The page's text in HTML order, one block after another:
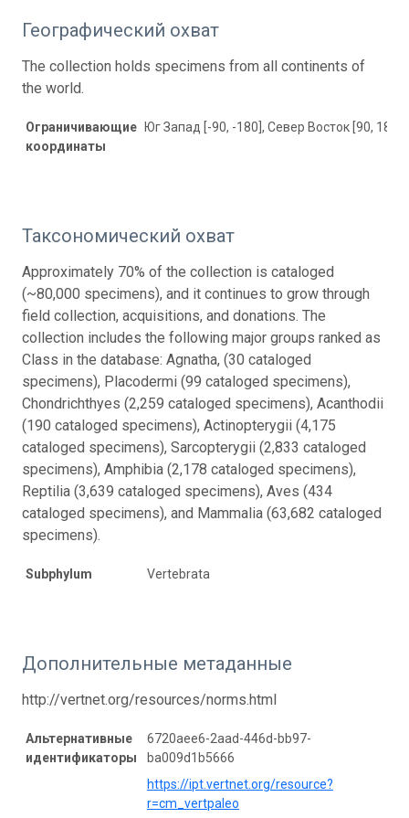
Географический охват
The collection holds specimens from all continents of
the world.
Ограничивающие
координаты
Юг Запад [-90, -180], Север Восток [90, 180]
Таксономический охват
Approximately 70% of the collection is cataloged
(~80,000 specimens), and it continues to grow through
field collection, acquisitions, and donations. The
collection includes the following major groups ranked as
Class in the database: Agnatha, (30 cataloged
specimens), Placodermi (99 cataloged specimens),
Chondrichthyes (2,259 cataloged specimens), Acanthodii
(190 cataloged specimens), Actinopterygii (4,175
cataloged specimens), Sarcopterygii (2,833 cataloged
specimens), Amphibia (2,178 cataloged specimens),
Reptilia (3,639 cataloged specimens), Aves (434
cataloged specimens), and Mammalia (63,682 cataloged
specimens).
Subphylum Vertebrata
Дополнительные метаданные
http://vertnet.org/resources/norms.html
Альтернативные
идентификаторы
6720aee6-2aad-446d-bb97-
ba009d1b5666
https://ipt.vertnet.org/resource?
r=cm_vertpaleo